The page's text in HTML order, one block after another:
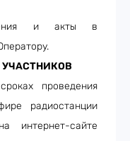
и акты в
проведения
радиостанции
сайте